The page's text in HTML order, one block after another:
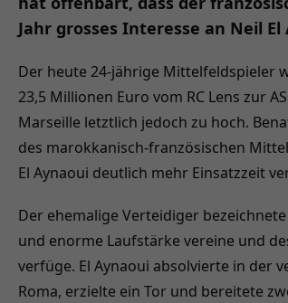
Jahr grosses Interesse an Neil
Der heute 24-jährige Mittelfeldspieler
23,5 Millionen Euro vom RC Lens zur
Marseille letztlich jedoch zu hoch.
des marokkanisch-französischen
El Aynaoui deutlich mehr Einsatzzeit
Der ehemalige Verteidiger
und enorme Laufstärke vereine und
verfüge. El Aynaoui absolvierte in der
Roma, erzielte ein Tor und bereitete